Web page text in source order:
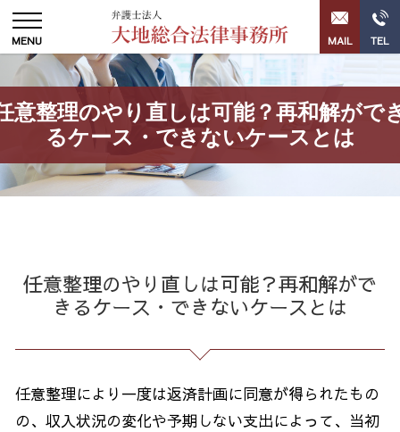
意整理のやり直しは可能？再和解がで
るケース・できないケースとは
任意整理のやり直しは可能？再和解がで
きるケース・できないケースとは
任意整理により一度は返済計画に同意が得られたもの
の、収入状況の変化や予期しない支出によって、当初